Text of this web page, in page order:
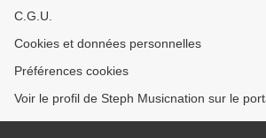
C.G.U.
Cookies et données personnelles
Préférences cookies
Voir le profil de Steph Musicnation sur le